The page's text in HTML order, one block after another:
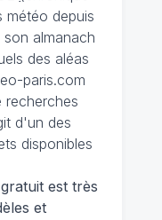
météo depuis
almanach
des aléas
paris.com
recherches
d'un des
disponibles
est très
et